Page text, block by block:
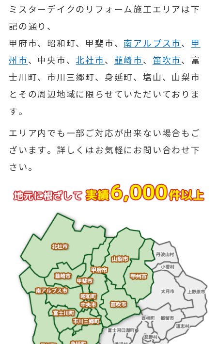
ミスターデイクのリフォーム施工エリアは下
記の通り、
甲府市、昭和町、甲斐市、 南アルプス市、 甲
州市、中央市、北社市、 韮崎市、 笛吹市、富
士川町、市川三郷町、身延町、塩山、山梨市
とその周辺地域に限らせていただいておりま
す。
エリア内でも一部ご対応が出来ない場合もご
ざいます。詳しくはお気軽にお問い合わせ下
さい。